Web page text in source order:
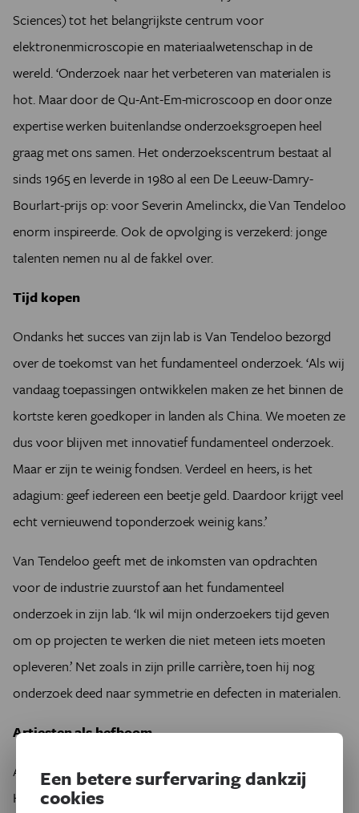
Sciences) tot het belangrijkste centrum voor
elektronenmicroscopie en materiaalwetenschap in de
wereld. ‘Onderzoek naar het verbeteren van materialen is
hot. Maar door de Qu-Ant-Em-microscoop en door onze
expertise werken buitenlandse onderzoeksgroepen heel
graag met ons samen. Het onderzoekscentrum bestaat al
sinds 1965 en leverde in 1980 al een De Leeuw-Damry-
Bourlart-prijs op: voor Severin Amelinckx, die Van Tendeloo
enorm inspireerde. Ook de opvolging is verzekerd: jonge
talenten nemen nu al de fakkel over.
Tijd kopen
Ondanks het succes van zijn lab is Van Tendeloo bezorgd
over de toekomst van het fundamenteel onderzoek. ‘Als wij
vandaag toepassingen ontwikkelen maken ze het binnen de
kortste keren goedkoper in landen als China. We moeten ze
dus voor blijven met innovatief fundamenteel onderzoek.
Maar er zijn te weinig fondsen. Verdeel en heers, is het
adagium: geef iedereen een beetje geld. Daardoor krijgt veel
echt vernieuwend toponderzoek weinig kans.’
Van Tendeloo geeft met de inkomsten van opdrachten
voor de industrie zuurstof aan het fundamenteel
onderzoek in zijn lab. ‘Ik wil mijn onderzoekers tijd geven
om op projecten te werken die niet meteen iets moeten
opleveren.’ Net zoals in zijn prille carrière, toen hij nog
onderzoek deed naar symmetrie en defecten in materialen.
Artiesten als hefboom
Als je met Van Tendeloo praat, gaat het al snel over kunst.
Hij publiceerde in 2006 het boek De schone en het beest
Een betere surfervaring dankzij
cookies